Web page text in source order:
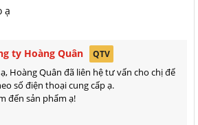
12, KP2, P.Hiệp Bình Phước, TP Thủ
Nguyễn Trãi, p. Thanh Xuân Nam, q.
Ninh, Phường Hòa Xuân, TP Đà Nẵng.
đình 20L Kosmen KM-20N giá
ạ
ty Hoàng Quân QTV
Hoàng Quân đã liên hệ tư vấn cho chị để
số điện thoại cung cấp ạ.
đến sản phẩm ạ!